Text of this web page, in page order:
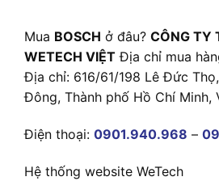
Mua BOSCH ở đâu? CÔNG TY
WETECH VIỆT Địa chỉ mua
Địa chỉ: 616/61/198 Lê Đức
Đông, Thành phố Hồ Chí Minh,
Điện thoại: 0901.940.968 –
Hệ thống website WeTech